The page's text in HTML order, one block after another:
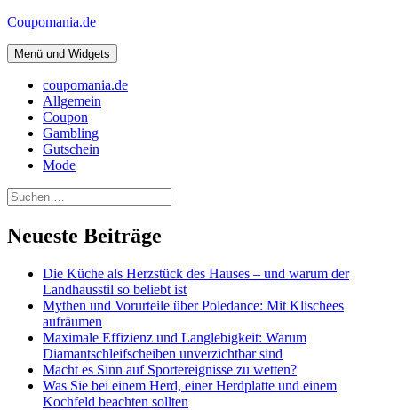
Zum
springen
Coupomania.de
Menü und Widgets
coupomania.de
Allgemein
Coupon
Gambling
Gutschein
Mode
Suche
nach:
Neueste Beiträge
Die Küche als Herzstück des Hauses – und warum der
Landhausstil so beliebt ist
Mythen und Vorurteile über Poledance: Mit Klischees
aufräumen
Maximale Effizienz und Langlebigkeit: Warum
Diamantschleifscheiben unverzichtbar sind
Macht es Sinn auf Sportereignisse zu wetten?
Was Sie bei einem Herd, einer Herdplatte und einem
Kochfeld beachten sollten